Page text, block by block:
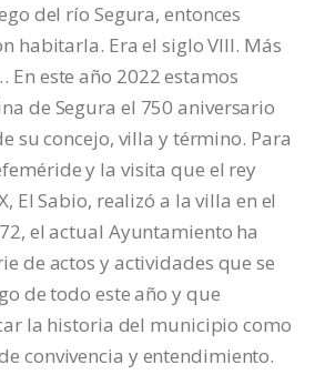
del río Segura, entonces
habitarla. Era el siglo VIII. Más
este año 2022 estamos
de Segura el 750 aniversario
su concejo, villa y término. Para
y la visita que el rey
El Sabio, realizó a la villa en el
el actual Ayuntamiento ha
de actos y actividades que se
de todo este año y que
la historia del municipio como
convivencia y entendimiento.